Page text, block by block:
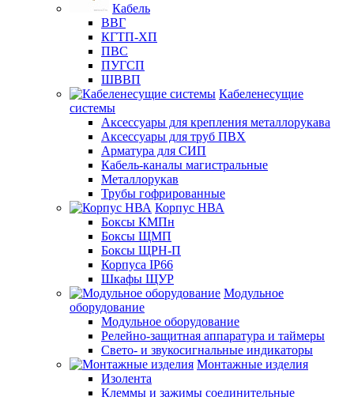
Кабель
ВВГ
КГТП-ХП
ПВС
ПУГСП
ШВВП
Кабеленесущие
системы
Аксессуары для крепления металлорукава
Аксессуары для труб ПВХ
Арматура для СИП
Кабель-каналы магистральные
Металлорукав
Трубы гофрированные
Корпус НВА
Боксы КМПн
Боксы ЩМП
Боксы ЩРН-П
Корпуса IP66
Шкафы ЩУР
Модульное
оборудование
Модульное оборудование
Релейно-защитная аппаратура и таймеры
Свето- и звукосигнальные индикаторы
Монтажные изделия
Изолента
Клеммы и зажимы соединительные